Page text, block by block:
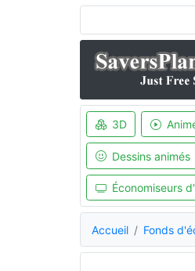
3D
Dessins animés
Économiseurs
Accueil Fonds